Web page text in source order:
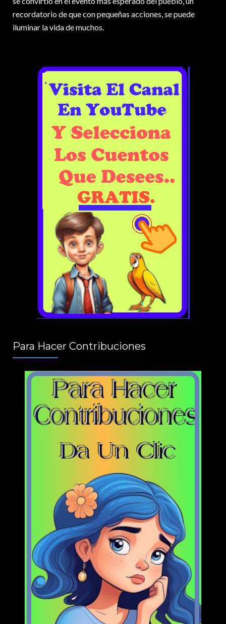
recordatorio de que con pequeñas acciones, se puede
iluminar la vida de muchos.
Para Hacer Contribuciones